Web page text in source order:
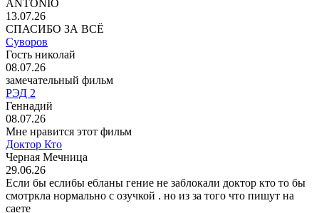
ANTONIO
13.07.26
СПАСИБО ЗА ВСЁ
Суворов
Гость николай
08.07.26
замечательный фильм
РЭД 2
Геннадий
08.07.26
Мне нравится этот фильм
Доктор Кто
Черная Мечница
29.06.26
Если бы еслибы ебланы гение не заблокали доктор кто то бы
смотркла нормально с озучкой . но из за того что пишут на
саете